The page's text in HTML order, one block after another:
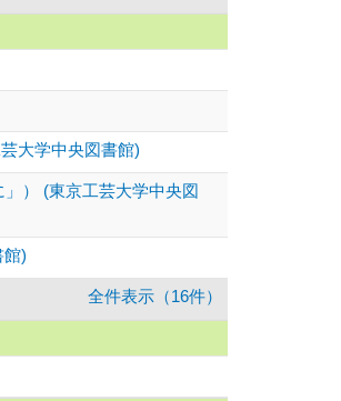
大学中央図書館)
） (東京工芸大学中央図
館)
全件表示（16件）